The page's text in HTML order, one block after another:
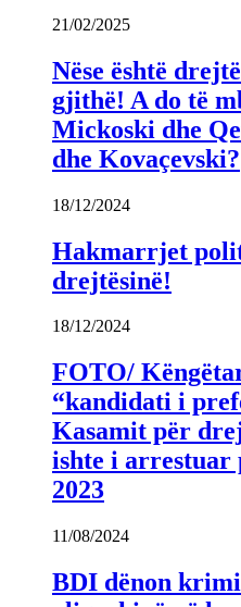
21/02/2025
Nëse është
gjithë! A do të
Mickoski dhe
dhe Kovaçevski?
18/12/2024
Hakmarrjet
drejtësinë!
18/12/2024
FOTO/
“kandidati i
Kasamit për
ishte i arrestuar
2023
11/08/2024
BDI dënon